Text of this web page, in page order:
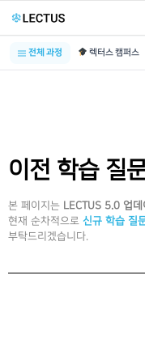
전체 과정 렉터
이전 학습 질
본 페이지는 LECTUS 5.0 업
현재 순차적으로 신규 학습 질
부탁드리겠습니다.